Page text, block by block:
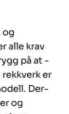
og
alle krav
­på­ at
er
­Der­
og